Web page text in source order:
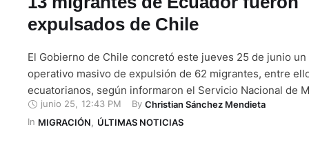
expulsados de Chile
El Gobierno de Chile concretó este jueves 25 de junio
operativo masivo de expulsión de 62 migrantes, entre
ecuatorianos, según informaron el Servicio Nacional de
(Sermig) y la Policía de Investigaciones (PDI). Desde
un vuelo chárter coordinado por el Ejecutivo como parte
junio 25 12:43 PM By Christian Sánchez Mendieta
In MIGRACIÓN, ÚLTIMAS NOTICIAS